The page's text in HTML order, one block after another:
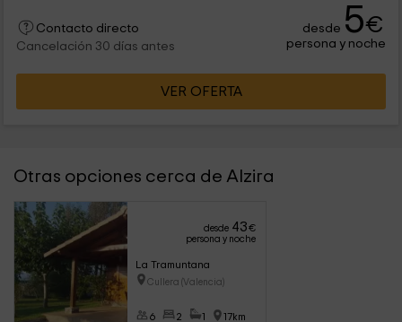
Contacto directo
Cancelación 30 días antes
desde 5€
persona y noche
VER OFERTA
Otras opciones cerca de Alzira
desde 43€
persona y noche
La Tramuntana
Cullera (Valencia)
6 2 1 17km